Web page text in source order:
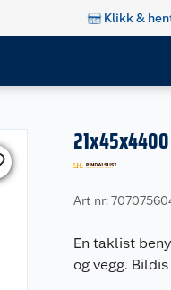
Klikk &
Art nr:
En taklist
og vegg.